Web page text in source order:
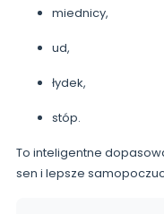
miednicy,
ud,
łydek,
stóp.
To inteligentne
sen i lepsze